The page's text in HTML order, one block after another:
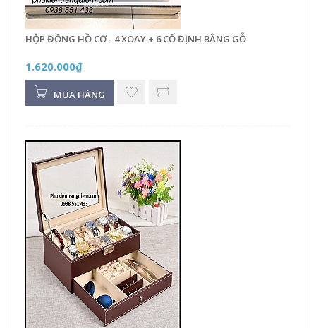
HỘP ĐỒNG HỒ CƠ - 4 XOAY + 6 CỐ ĐỊNH BẰNG GỖ
1.620.000₫
MUA HÀNG